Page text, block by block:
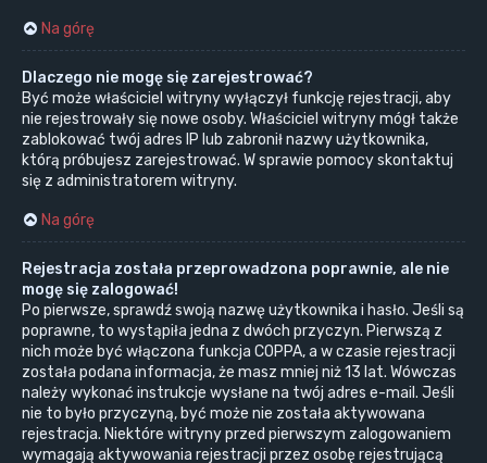
Na górę
Dlaczego nie mogę się zarejestrować?
Być może właściciel witryny wyłączył funkcję rejestracji, aby
nie rejestrowały się nowe osoby. Właściciel witryny mógł także
zablokować twój adres IP lub zabronił nazwy użytkownika,
którą próbujesz zarejestrować. W sprawie pomocy skontaktuj
się z administratorem witryny.
Na górę
Rejestracja została przeprowadzona poprawnie, ale nie
mogę się zalogować!
Po pierwsze, sprawdź swoją nazwę użytkownika i hasło. Jeśli są
poprawne, to wystąpiła jedna z dwóch przyczyn. Pierwszą z
nich może być włączona funkcja COPPA, a w czasie rejestracji
została podana informacja, że masz mniej niż 13 lat. Wówczas
należy wykonać instrukcje wysłane na twój adres e-mail. Jeśli
nie to było przyczyną, być może nie została aktywowana
rejestracja. Niektóre witryny przed pierwszym zalogowaniem
wymagają aktywowania rejestracji przez osobę rejestrującą